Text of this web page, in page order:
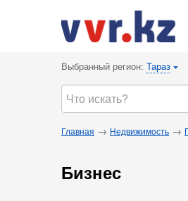
Выбранный регион: Тараз {
Главная → Недвижимость →
Бизнес